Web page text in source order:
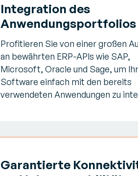
Integration des
Anwendungsportfolios
Profitieren Sie von einer großen
an bewährten ERP-APIs wie SAP,
Microsoft, Oracle und Sage, um
Software einfach mit den bereits
verwendeten Anwendungen zu
Garantierte